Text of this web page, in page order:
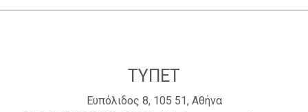
ΤΥΠΕΤ
Ευπόλιδος 8, 105 51, Αθήνα